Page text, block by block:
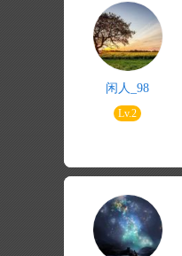
闲人_98
Lv.2